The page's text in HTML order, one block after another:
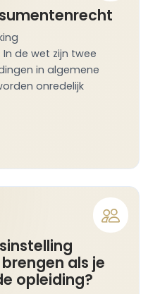
de wet zijn twee
in algemene
onredelijk
als je
opleiding?